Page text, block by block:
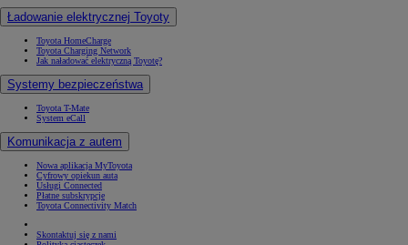
Ładowanie elektrycznej Toyoty
Toyota HomeCharge
Toyota Charging Network
Jak naładować elektryczną Toyotę?
Systemy bezpieczeństwa
Toyota T-Mate
System eCall
Komunikacja z autem
Nowa aplikacja MyToyota
Cyfrowy opiekun auta
Usługi Connected
Płatne subskrypcje
Toyota Connectivity Match
Skontaktuj się z nami